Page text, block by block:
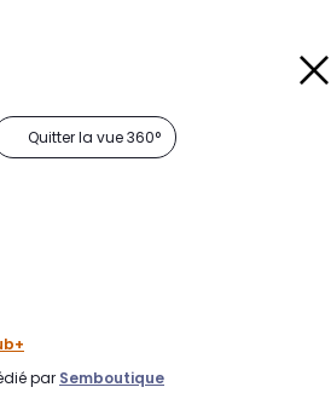
Quitter la vue 360°
par Semboutique